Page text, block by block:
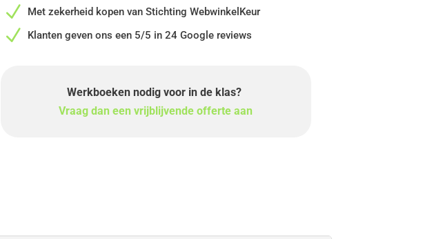
N Met zekerheid kopen van Stichting WebwinkelKeur
N Klanten geven ons een 5/5 in 24 Google reviews
Werkboeken nodig voor in de klas?
Vraag dan een vrijblijvende offerte aan